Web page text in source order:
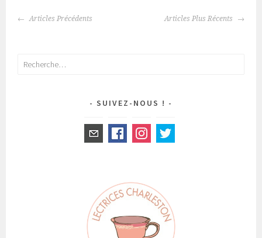
ARTICLES
Articles Précédents Articles Plus Récents
Rechercher :
SUIVEZ-NOUS !